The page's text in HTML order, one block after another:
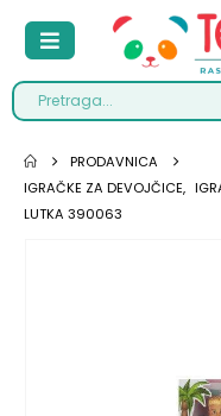
PRODAVNICA
IGRAČKE ZA DEVOJČICE,
LUTKA 390063